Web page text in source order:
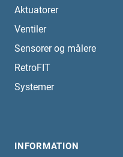
Aktuatorer
Ventiler
Sensorer og målere
RetroFIT
Systemer
INFORMATION